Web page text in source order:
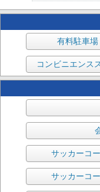
有料駐車場
コンビニエンス
サッカーコ
サッカーコ